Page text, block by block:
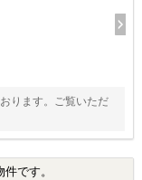
ります。ご覧いただ
です。